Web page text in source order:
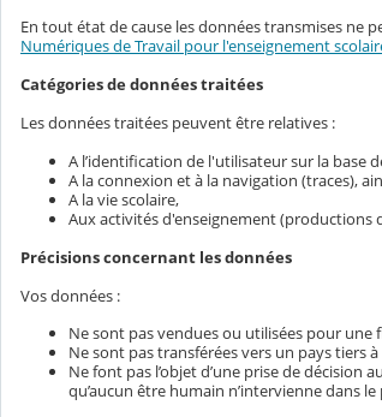
En tout état de cause les données transmises ne
Numériques de Travail pour l'enseignement
Catégories de données traitées
Les données traitées peuvent être relatives :
A l’identification de l'utilisateur sur la base
A la connexion et à la navigation (traces),
A la vie scolaire,
Aux activités d'enseignement (productions
Précisions concernant les données
Vos données :
Ne sont pas vendues ou utilisées pour
Ne sont pas transférées vers un pays tiers
Ne font pas l’objet d’une prise de décision
qu’aucun être humain n’intervienne dans le